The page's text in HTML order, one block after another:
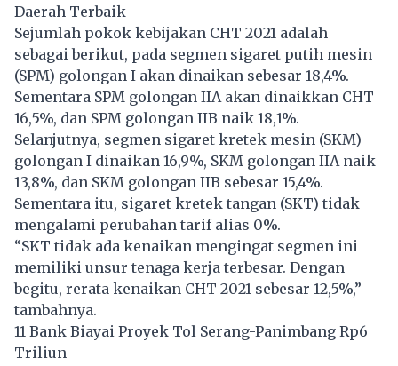
Daerah Terbaik
Sejumlah pokok kebijakan CHT 2021 adalah
sebagai berikut, pada segmen sigaret putih mesin
(SPM) golongan I akan dinaikan sebesar 18,4%.
Sementara SPM golongan IIA akan dinaikkan CHT
16,5%, dan SPM golongan IIB naik 18,1%.
Selanjutnya, segmen sigaret kretek mesin (SKM)
golongan I dinaikan 16,9%, SKM golongan IIA naik
13,8%, dan SKM golongan IIB sebesar 15,4%.
Sementara itu, sigaret kretek tangan (SKT) tidak
mengalami perubahan tarif alias 0%.
“SKT tidak ada kenaikan mengingat segmen ini
memiliki unsur tenaga kerja terbesar. Dengan
begitu, rerata kenaikan CHT 2021 sebesar 12,5%,”
tambahnya.
11 Bank Biayai Proyek Tol Serang-Panimbang Rp6
Triliun